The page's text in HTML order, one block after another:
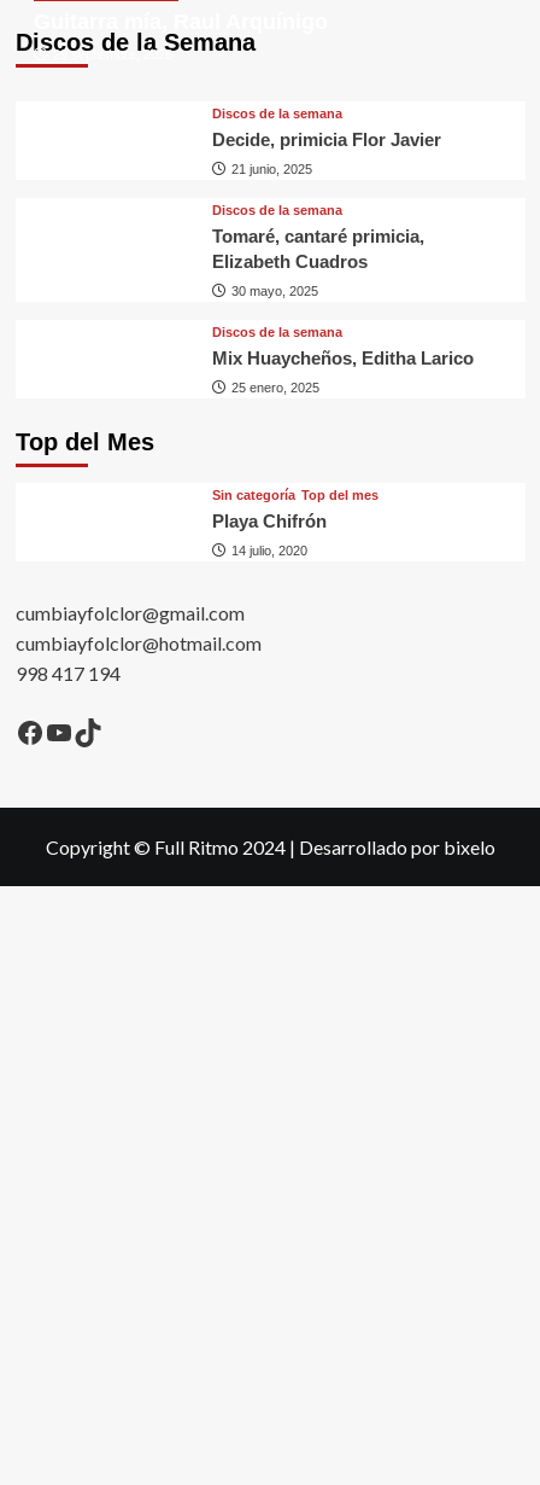
Discos de la Semana
29 septiembre, 2025
Discos de la semana
Decide, primicia Flor Javier
21 junio, 2025
Discos de la semana
Tomaré, cantaré primicia,
Elizabeth Cuadros
30 mayo, 2025
Discos de la semana
Mix Huaycheños, Editha Larico
25 enero, 2025
Top del Mes
Sin categorí­a Top del mes
Playa Chifrón
14 julio, 2020
cumbiayfolclor@gmail.com
cumbiayfolclor@hotmail.com
998 417 194
Facebook
YouTube
TikTok
Copyright © Full Ritmo 2024 | Desarrollado por bixelo